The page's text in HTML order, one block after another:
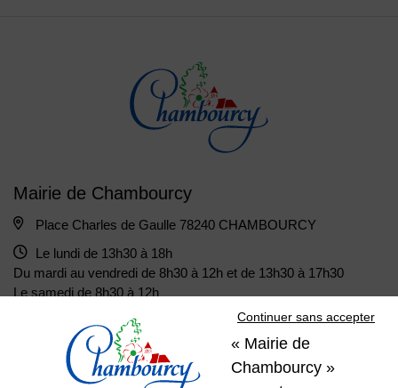
Mairie de Chambourcy
Place Charles de Gaulle 78240 CHAMBOURCY
Le lundi de 13h30 à 18h
Du mardi au vendredi de 8h30 à 12h et de 13h30 à 17h30
Le samedi de 8h30 à 12h
01 39 22 31 31 Nous contacter
Continuer sans accepter
« Mairie de
Chambourcy »